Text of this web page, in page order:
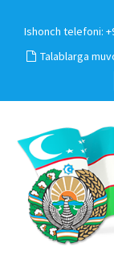
Ishonch telefoni:
Talablarga